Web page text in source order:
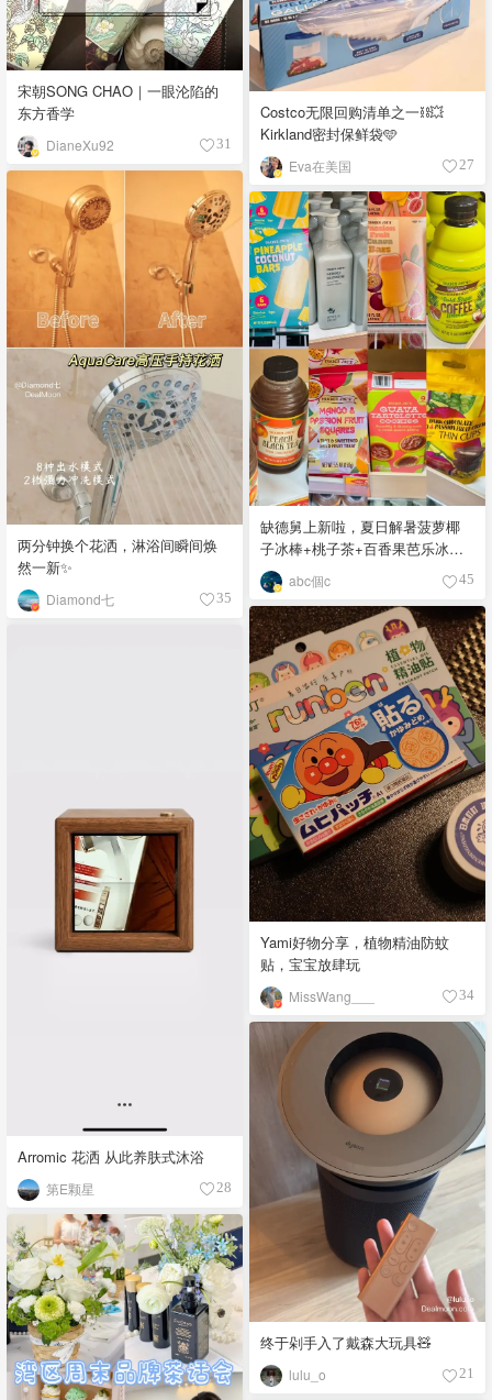
Costco无限回购清单之一⛓️‍💥
Kirkland密封保鲜袋🩵
Eva在美国 27
宋朝SONG CHAO｜一眼沦陷的
东方香学
DianeXu92 31
两分钟换个花洒，淋浴间瞬间焕
然一新✨
Diamond七 35
缺德舅上新啦，夏日解暑菠萝椰
子冰棒+桃子茶+百香果芭乐冰棒
+椰子咖啡+网红橙花洗手液
abc個c 45
Yami好物分享，植物精油防蚊
贴，宝宝放肆玩
MissWang___ 34
Arromic 花洒 从此养肤式沐浴
第E颗星 28
终于剁手入了戴森大玩具🧸
lulu_o 21